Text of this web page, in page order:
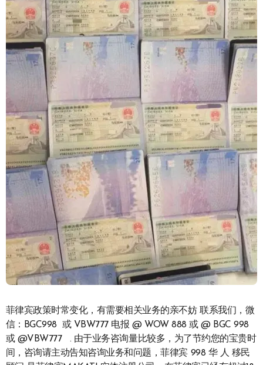
菲律宾政策时常变化，有需要相关业务的亲不妨 联系我们，微
信：BGC998 或 VBW777 电报 @ WOW 888 或 @ BGC 998
或 @VBW777 . 由于业务咨询量比较多，为了节约您的宝贵时
间，咨询请主动告知咨询业务和问题，菲律宾 998 华 人 移民